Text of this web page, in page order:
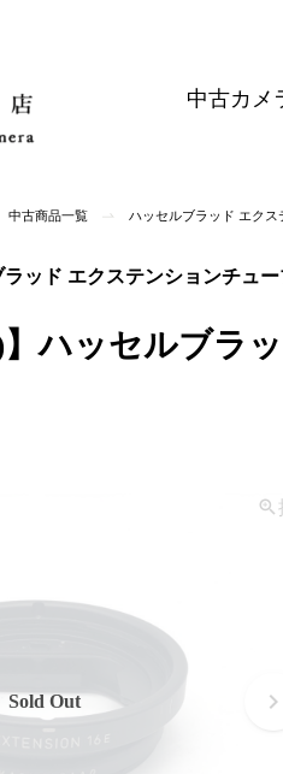
中古カメ
中古商品一覧 ハッセルブラッド エク
ッド エクステンションチュー
】ハッセルブラ
Sold Out